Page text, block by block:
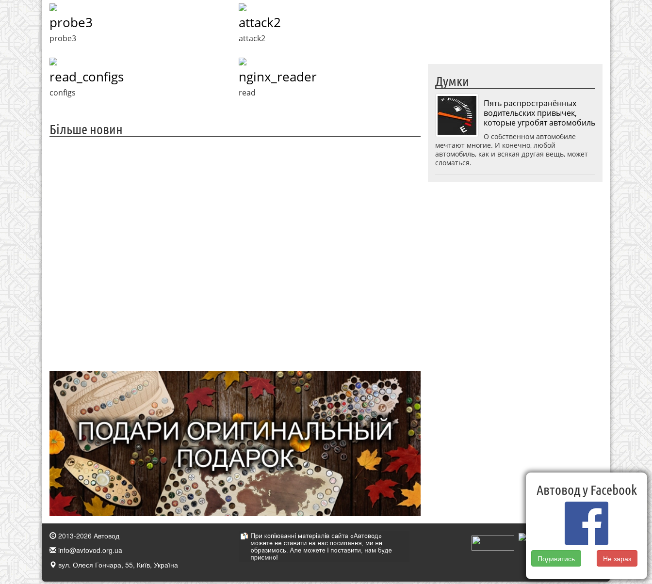
probe3
probe3
attack2
attack2
read_configs
configs
nginx_reader
read
Більше новин
Думки
Пять распространённых
водительских привычек,
которые угробят автомобиль
О собственном автомобиле
мечтают многие. И конечно, любой
автомобиль, как и всякая другая вещь, может
сломаться.
2013-2026 Автовод
info@avtovod.org.ua
вул. Олеся Гончара, 55, Київ, Україна
Автовод у Facebook
Подивитись Не зараз